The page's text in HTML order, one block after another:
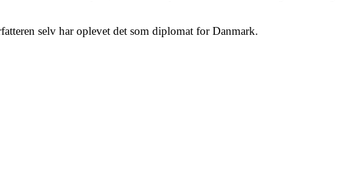
selv har oplevet det som diplomat for Danmark.